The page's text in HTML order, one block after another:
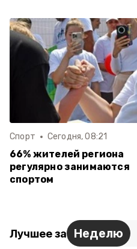
Спорт Сегодня, 08:21
66% жителей региона
регулярно занимаются
спортом
Лучшее за Неделю